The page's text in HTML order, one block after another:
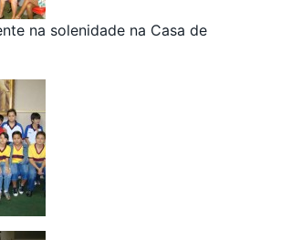
na solenidade na Casa de